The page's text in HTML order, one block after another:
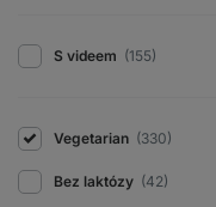
S videem (155)
Vegetarian (330)
Bez laktózy (42)